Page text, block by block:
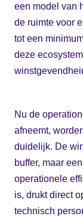
een model van
de ruimte voor
tot een
deze
Nu de
afneemt,
duidelijk. De
buffer, maar
operationele
is, drukt direct
technisch